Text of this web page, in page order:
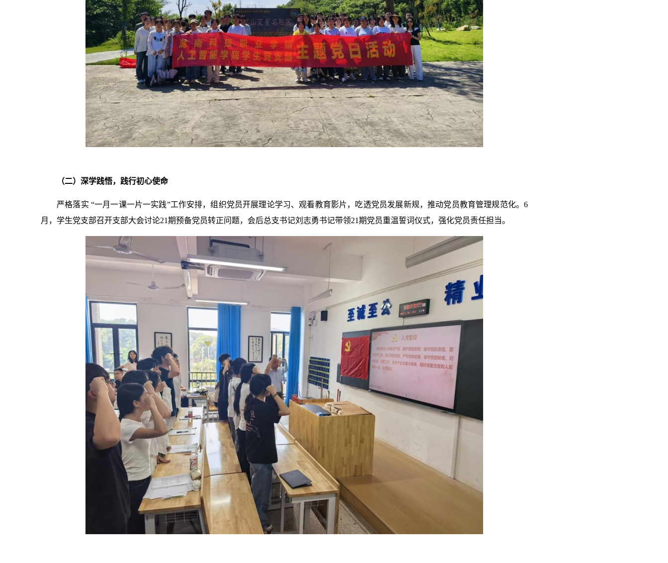
（二）深学践悟，践行初心使命
严格落实 “一月一课一片一实践”工作安排，组织党员开展理论学习、观看教育影片，吃透党员发展新规，推动党员教育管理规范化。6
月，学生党支部召开支部大会讨论21期预备党员转正问题，会后总支书记刘志勇书记带领21期党员重温誓词仪式，强化党员责任担当。